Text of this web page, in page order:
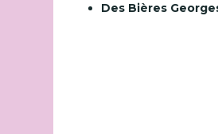
Des Bières